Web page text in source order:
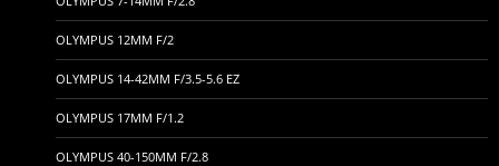
OLYMPUS 12MM F/2
OLYMPUS 14-42MM F/3.5-5.6 EZ
OLYMPUS 17MM F/1.2
OLYMPUS 40-150MM F/2.8